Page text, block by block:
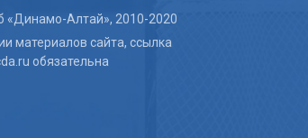
«Динамо-Алтай», 2010-2020
материалов сайта, ссылка
обязательна